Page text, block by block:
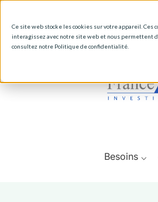
Ce site web stocke les cookies sur votre appareil.
interagissez avec notre site web et nous permettent
consultez notre Politique de confidentialité.
Besoins ⌵